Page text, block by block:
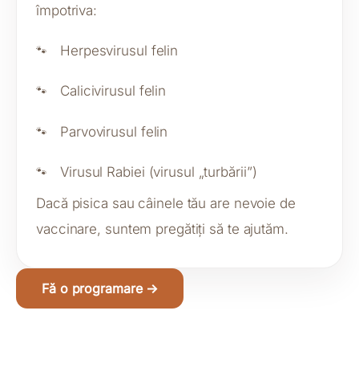
împotriva:
Herpesvirusul felin
Calicivirusul felin
Parvovirusul felin
Virusul Rabiei (virusul „turbării”)
Dacă pisica sau câinele tău are nevoie de
vaccinare, suntem pregătiți să te ajutăm.
Fă o programare →